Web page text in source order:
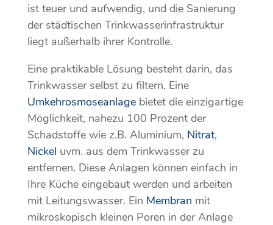
ist teuer und aufwendig, und die Sanierung
der städtischen Trinkwasserinfrastruktur
liegt außerhalb ihrer Kontrolle.
Eine praktikable Lösung besteht darin, das
Trinkwasser selbst zu filtern. Eine
Umkehrosmoseanlagebietet die einzigartige
Möglichkeit, nahezu 100 Prozent der
Schadstoffe wie z.B. Aluminium, Nitrat,
Nickel uvm. aus dem Trinkwasser zu
entfernen. Diese Anlagen können einfach in
Ihre Küche eingebaut werden und arbeiten
mit Leitungswasser. Ein Membran mit
mikroskopisch kleinen Poren in der Anlage